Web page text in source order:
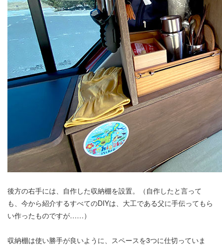
後方の右手には、自作した収納棚を設置。（自作したと言って
も、今から紹介するすべてのDIYは、大工である父に手伝ってもら
い作ったものですが……）
収納棚は使い勝手が良いように、スペースを3つに仕切っていま